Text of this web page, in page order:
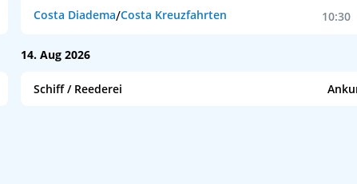
Costa Diadema/Costa Kreuzfahrten 10:30
14. Aug 2026
Schiff / Reederei